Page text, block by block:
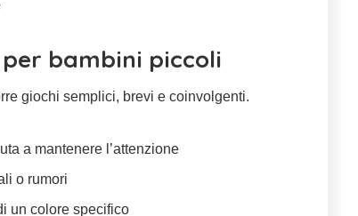
bambini piccoli
giochi semplici, brevi e coinvolgenti.
a mantenere l’attenzione
o rumori
un colore specifico